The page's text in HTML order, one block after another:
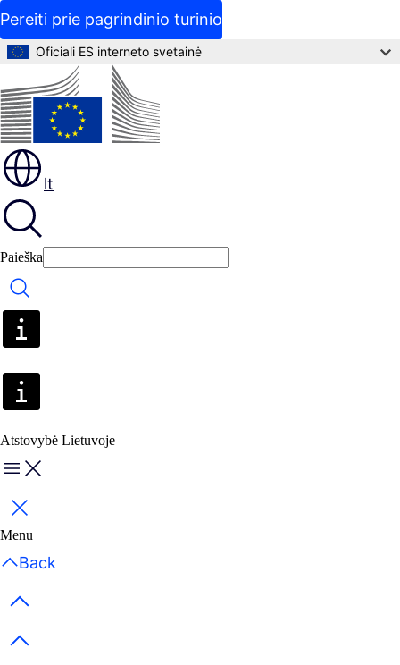
Pereiti prie pagrindinio turinio
Oficiali ES interneto svetainė
lt
Paieška
Paieška
Atstovybė Lietuvoje
Menu
Uždaryti
Menu
Back
Previous items
Next items